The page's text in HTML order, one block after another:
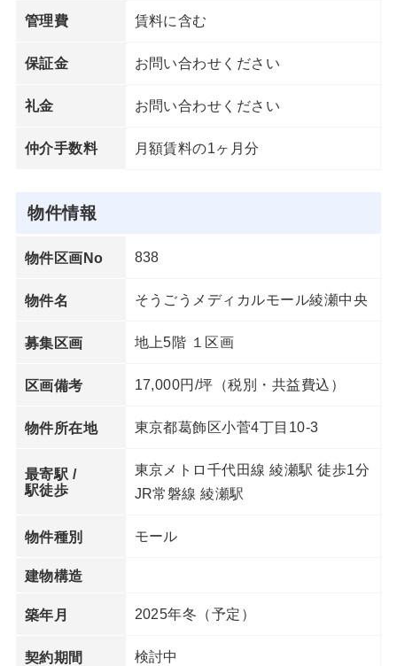
管理費 賃料に含む
保証金 お問い合わせください
礼金 お問い合わせください
仲介手数料 月額賃料の1ヶ月分
物件情報
物件区画No 838
物件名 そうごうメディカルモール綾瀬中央
募集区画 地上5階 １区画
区画備考 17,000円/坪（税別・共益費込）
物件所在地 東京都葛飾区小菅4丁目10-3
最寄駅 /
駅徒歩
東京メトロ千代田線 綾瀬駅 徒歩1分
JR常磐線 綾瀬駅
物件種別 モール
建物構造
築年月 2025年冬（予定）
契約期間 検討中